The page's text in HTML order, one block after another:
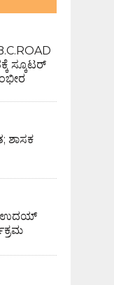
ಸ್ಕೂಟರ್
ಶಾಸಕ
ಉದಯ್